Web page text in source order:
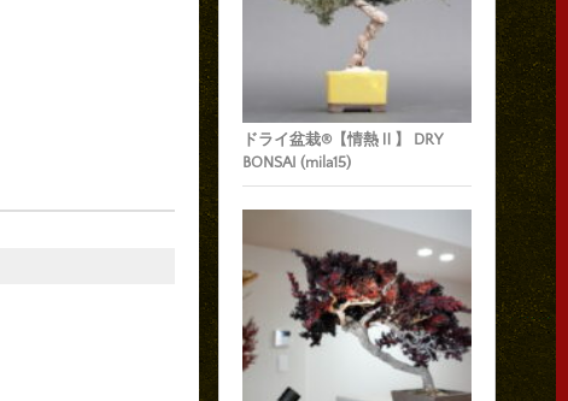
ドライ盆栽®【情熱Ⅱ】 DRY
BONSAI (mila15)